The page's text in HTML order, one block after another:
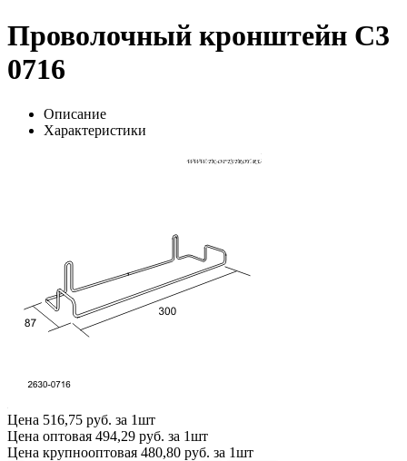
Проволочный кронштейн C3
0716
Описание
Характеристики
Цена 516,75 руб. за 1шт
Цена оптовая 494,29 руб. за 1шт
Цена крупнооптовая 480,80 руб. за 1шт